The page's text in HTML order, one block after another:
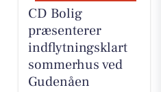
CD Bolig
præsenterer
indflytningsklart
sommerhus ved
Gudenåen